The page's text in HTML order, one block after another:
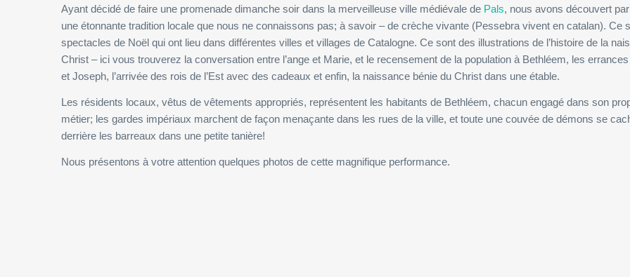
Ayant décidé de faire une promenade dimanche soir dans la merveilleuse ville médiévale de Pals, nous avons découvert
une étonnante tradition locale que nous ne connaissons pas; à savoir – de crèche vivante (Pessebra vivent en catalan). Ce
spectacles de Noël qui ont lieu dans différentes villes et villages de Catalogne. Ce sont des illustrations de l’histoire de la
Christ – ici vous trouverez la conversation entre l’ange et Marie, et le recensement de la population à Bethléem, les
et Joseph, l’arrivée des rois de l’Est avec des cadeaux et enfin, la naissance bénie du Christ dans une étable.
Les résidents locaux, vêtus de vêtements appropriés, représentent les habitants de Bethléem, chacun engagé dans son
métier; les gardes impériaux marchent de façon menaçante dans les rues de la ville, et toute une couvée de démons se
derrière les barreaux dans une petite tanière!
Nous présentons à votre attention quelques photos de cette magnifique performance.